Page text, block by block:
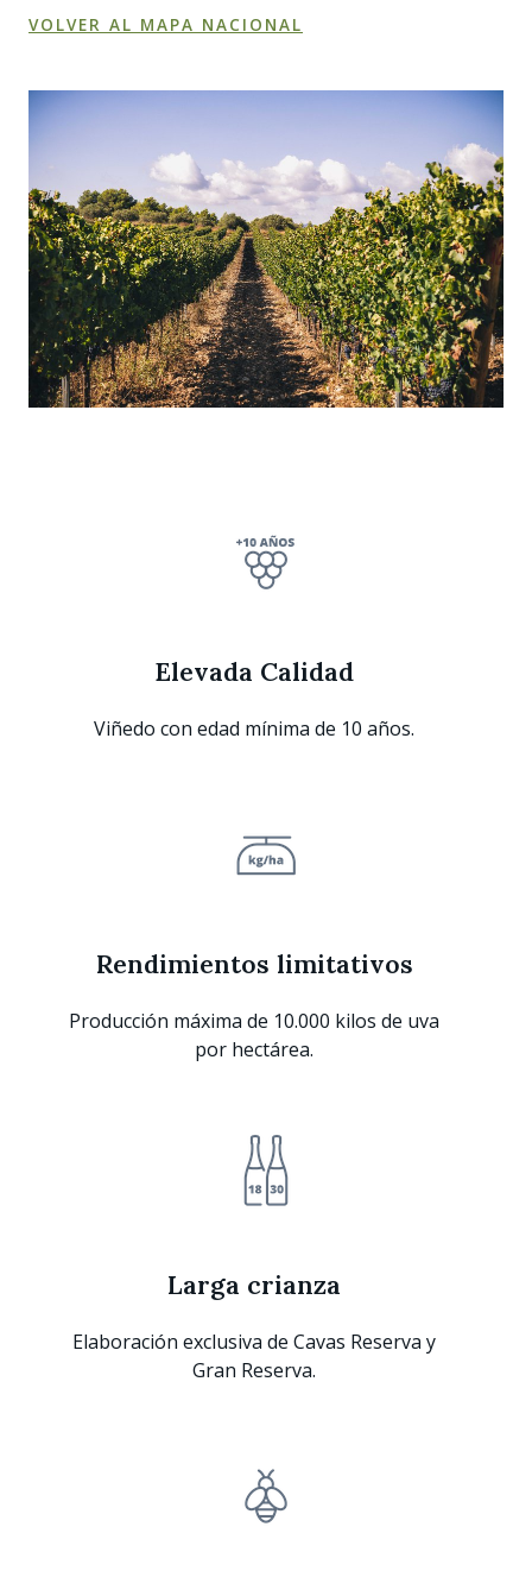
VOLVER AL MAPA NACIONAL
Elevada Calidad
Viñedo con edad mínima de 10 años.
Rendimientos limitativos
Producción máxima de 10.000 kilos de uva
por hectárea.
Larga crianza
Elaboración exclusiva de Cavas Reserva y
Gran Reserva.